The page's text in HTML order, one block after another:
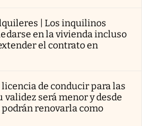
| Los inquilinos
en la vivienda incluso
el contrato en
licencia de conducir para las
validez será menor y desde
renovarla como